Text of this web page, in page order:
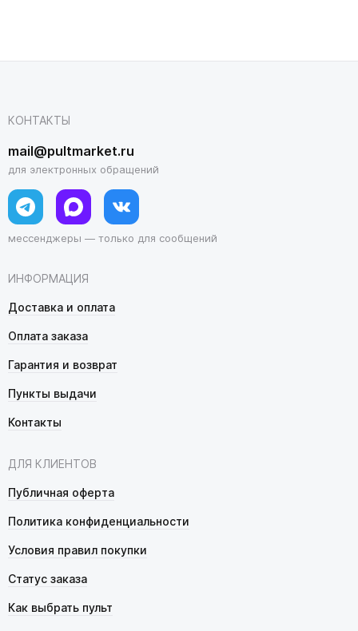
ИНФОРМАЦИЯ
Доставка и оплата
Оплата заказа
Гарантия и возврат
Пункты выдачи
Контакты
ДЛЯ КЛИЕНТОВ
Публичная оферта
Политика конфиденциальности
Условия правил покупки
Статус заказа
Как выбрать пульт
КОНТАКТЫ
mail@pultmarket.ru
для электронных обращений
мессенджеры — только для сообщений